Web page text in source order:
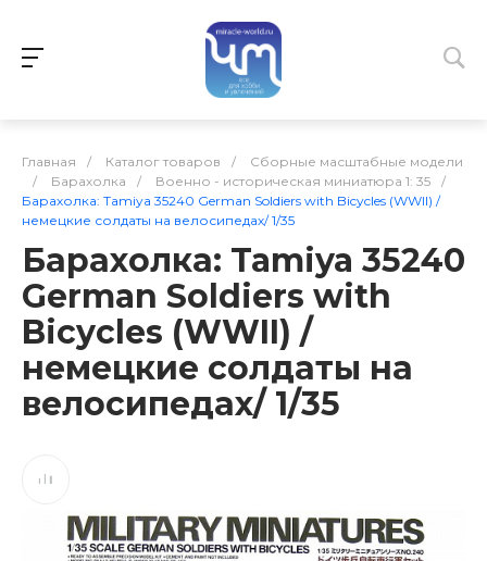
Главная / Каталог товаров /
Сборные масштабные модели
/
Барахолка / Военно - историческая миниатюра 1: 35
/
Барахолка: Tamiya 35240 German Soldiers with Bicycles (WWII) /
немецкие солдаты на велосипедах/ 1/35
Барахолка: Tamiya 35240
German Soldiers with
Bicycles (WWII) /
немецкие солдаты на
велосипедах/ 1/35